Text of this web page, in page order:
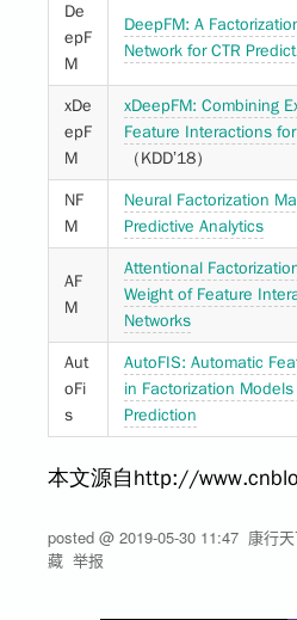
De
epF
M
DeepFM: A
Network for CTR
xDe
epF
M
xDeepFM: Combining
Feature Interactions
（KDD’18）
NF
M
Neural Factorization
Predictive Analytics
AF
M
Attentional
Weight of Feature
Networks
Aut
oFi
s
AutoFIS: Automatic
in Factorization
Prediction
本文源自http://
posted @ 2019-05-30 11:47 康行
藏 举报